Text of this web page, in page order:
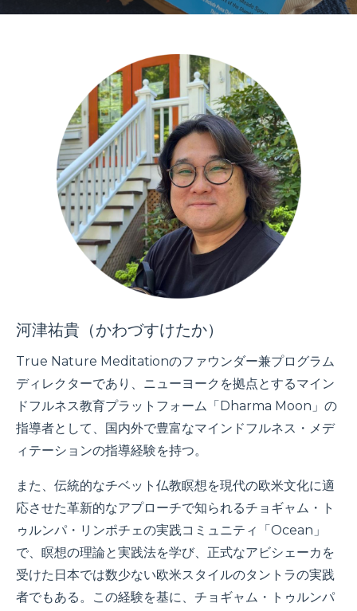
河津祐貴（かわづすけたか）
True Nature Meditationのファウンダー兼プログラム
ディレクターであり、ニューヨークを拠点とするマイン
ドフルネス教育プラットフォーム「Dharma Moon」の
指導者として、国内外で豊富なマインドフルネス・メデ
ィテーションの指導経験を持つ。
また、 伝統的なチベット仏教瞑想を現代の欧米文化に適
応させた革新的なアプローチで知られるチョギャム・ト
ゥルンパ・リンポチェの実践コミュニティ「Ocean」
で、瞑想の理論と実践法を学び、正式なアビシェーカを
受けた日本では数少ない欧米スタイルのタントラの実践
者でもある。
この経験を基に、チョギャム・トゥルンパ